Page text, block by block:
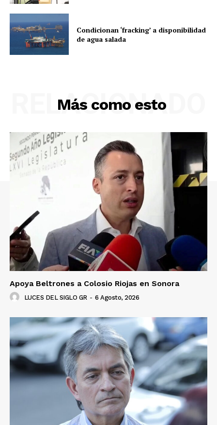
Condicionan ‘fracking’ a disponibilidad
de agua salada
Más como esto
RELACIONADO
Apoya Beltrones a Colosio Riojas en Sonora
LUCES DEL SIGLO GR - 6 Agosto, 2026